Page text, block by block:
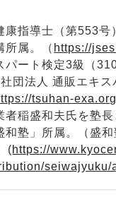
グ
-
-
季節のパジャマ一覧はこ
ング
-
-
康指導士（第553号
所属。（ https://
パート検定3級（
団法人 通販エキス
tsuhan-
者稲盛和夫氏を塾
和塾」所属。（盛
(https://
seiwajyuku/